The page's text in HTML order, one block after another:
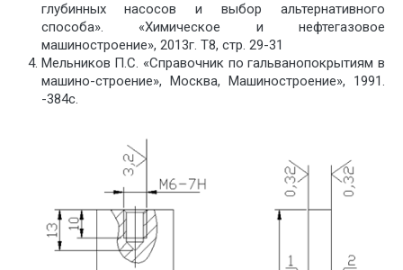
глубинных насосов и выбор альтернативного
способа». «Химическое и нефтегазовое
машиностроение», 2013г. Т8, стр. 29-31
Мельников П.С. «Справочник по гальванопокрытиям в
машино-строение», Москва, Машиностроение», 1991.
-384с.